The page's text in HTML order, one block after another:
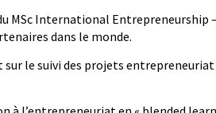
MSc International Entrepreneurship
dans le monde.
le suivi des projets entrepreneuriat